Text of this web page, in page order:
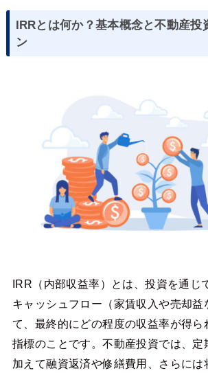
IRRとは何か？基本概念と不動産投
ン
IRR（内部収益率）とは、投資を通じ
キャッシュフロー（家賃収入や売却益
て、最終的にどの程度の収益率が得ら
指標のことです。不動産投資では、定
加えて融資返済や修繕費用、さらには